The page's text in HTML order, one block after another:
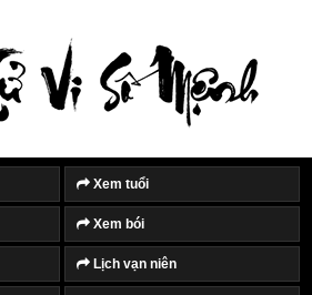
Xem tuổi
Xem bói
Lịch vạn niên